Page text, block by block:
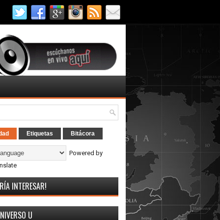
Etiquetas Bitácora
Powered by
INTERESAR!
U